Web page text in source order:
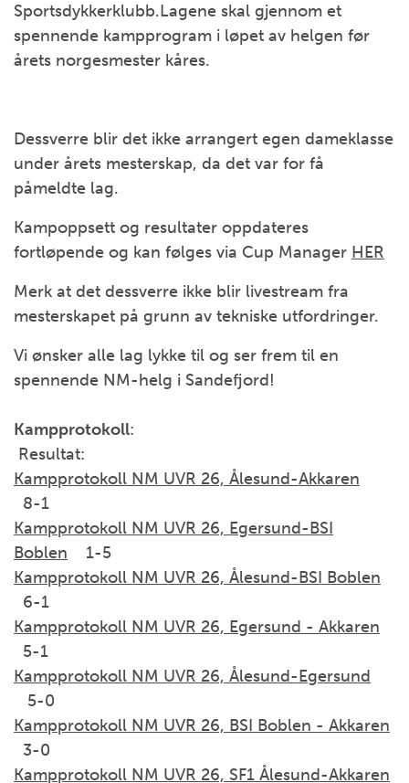
Sportsdykkerklubb.Lagene skal gjennom et
spennende kampprogram i løpet av helgen før
årets norgesmester kåres.
Dessverre blir det ikke arrangert egen dameklasse
under årets mesterskap, da det var for få
påmeldte lag.
Kampoppsett og resultater oppdateres
fortløpende og kan følges via Cup Manager HER
Merk at det dessverre ikke blir livestream fra
mesterskapet på grunn av tekniske utfordringer.
Vi ønsker alle lag lykke til og ser frem til en
spennende NM-helg i Sandefjord!
Kampprotokoll:
Resultat:
Kampprotokoll NM UVR 26, Ålesund-Akkaren
8-1
Kampprotokoll NM UVR 26, Egersund-BSI
Boblen 1-5
Kampprotokoll NM UVR 26, Ålesund-BSI Boblen
6-1
Kampprotokoll NM UVR 26, Egersund - Akkaren
5-1
Kampprotokoll NM UVR 26, Ålesund-Egersund
5-0
Kampprotokoll NM UVR 26, BSI Boblen - Akkaren
3-0
Kampprotokoll NM UVR 26, SF1 Ålesund-Akkaren